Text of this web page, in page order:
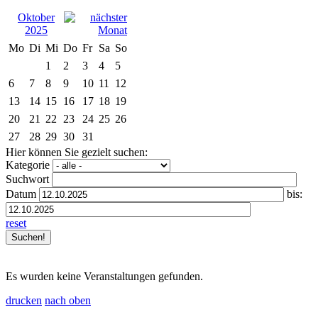
Oktober
2025
Mo Di Mi Do Fr Sa So
1
2 3 4
5
6
7 8 9 10 11
12
13
14 15 16 17 18 19
20
21 22 23 24 25 26
27
28 29 30
31
Hier können Sie gezielt suchen:
Kategorie
Suchwort
Datum
bis:
reset
Es wurden keine Veranstaltungen gefunden.
drucken nach oben